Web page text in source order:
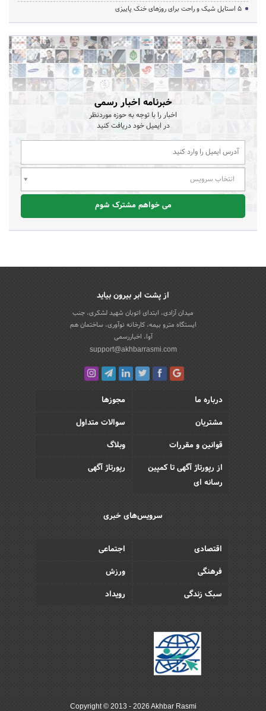
۵ استایل شیک و راحت برای روزهای خنک پاییزی
خبرنامه اخبار رسمی
اخبار را با توجه به حوزه موردنظر
در ایمیل خود دریافت کنید
انتخاب سرویس
می خواهم مشترک شوم
از پشت ابر بیرون بیاید
میدان آزادی، ابتدای اتوبان شهید لشکری، جنب
ایستگاه مترو بیمه، کارخانه نوآوری، ساختمان هم
آوا، اخباررسمی
support@akhbarrasmi.com
درباره ما
مجوزها
مشتریان
سوالات متداول
قوانین و مقررات
وبلاگ
از رپورتاژ آگهی تا کمپین
رسانه ای
رپورتاژ آگهی
سرویس‌های خبری
اقتصادی
اجتماعی
فرهنگی
ورزش
سبک زندگی
رویداد
Copyright © 2013 - 2026 Akhbar Rasmi